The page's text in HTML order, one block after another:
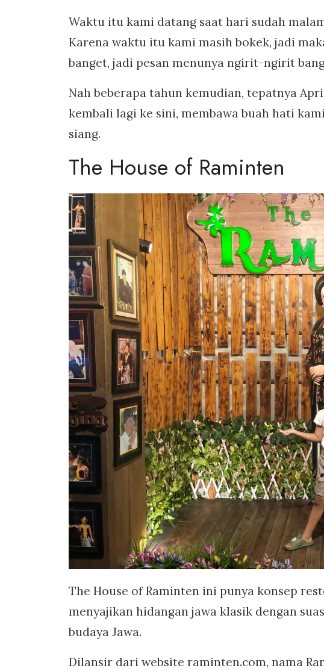
Waktu itu kami datang saat hari sudah
Karena waktu itu kami masih bokek, jadi
banget, jadi pesan menunya ngirit-ngirit
Nah beberapa tahun kemudian, tepatnya
kembali lagi ke sini, membawa buah hati
siang.
The House of Raminten
The House of Raminten ini punya konsep
menyajikan hidangan jawa klasik dengan
budaya Jawa.
Dilansir dari website raminten.com, nama